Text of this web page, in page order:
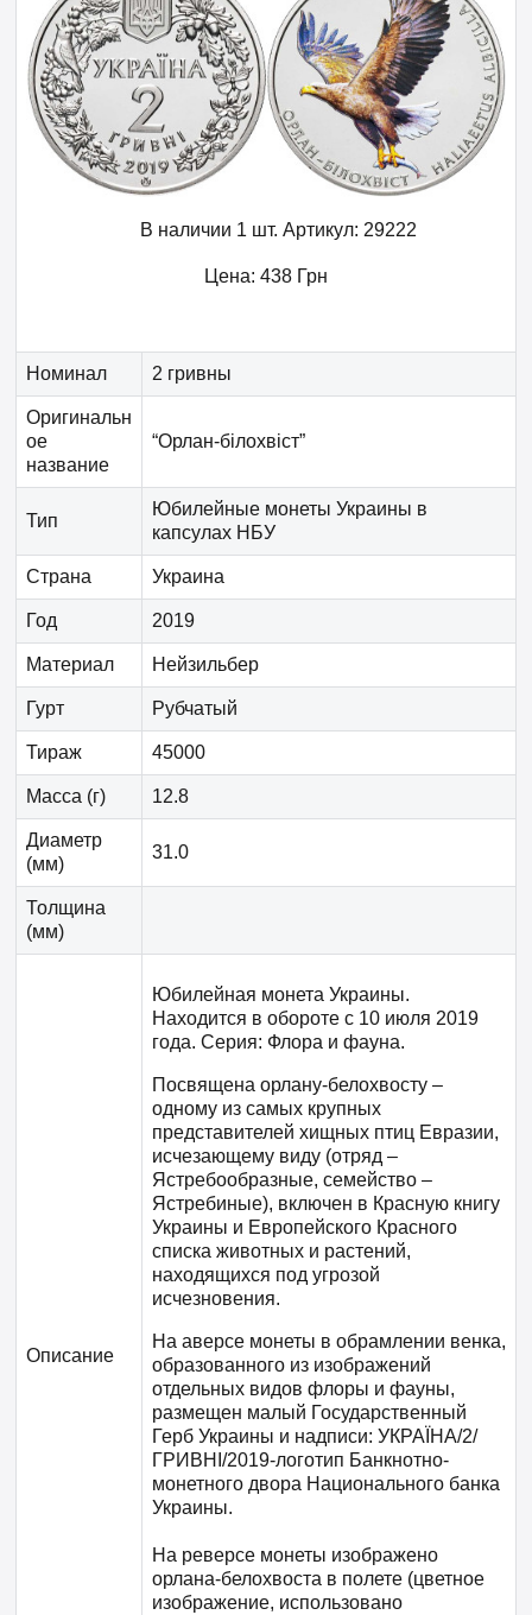
В наличии 1 шт. Артикул: 29222
Цена: 438 Грн
Номинал 2 гривны
Оригинальн
ое
название
“Орлан-білохвіст”
Тип
Юбилейные монеты Украины в
капсулах НБУ
Страна Украина
Год 2019
Материал Нейзильбер
Гурт Рубчатый
Тираж 45000
Масса (г) 12.8
Диаметр
(мм)
31.0
Толщина
(мм)
Описание
Юбилейная монета Украины.
Находится в обороте с 10 июля 2019
года. Серия: Флора и фауна.
Посвящена орлану-белохвосту –
одному из самых крупных
представителей хищных птиц Евразии,
исчезающему виду (отряд –
Ястребообразные, семейство –
Ястребиные), включен в Красную книгу
Украины и Европейского Красного
списка животных и растений,
находящихся под угрозой
исчезновения.
На аверсе монеты в обрамлении венка,
образованного из изображений
отдельных видов флоры и фауны,
размещен малый Государственный
Герб Украины и надписи: УКРАЇНА/2/
ГРИВНІ/2019-логотип Банкнотно-
монетного двора Национального банка
Украины.
На реверсе монеты изображено
орлана-белохвоста в полете (цветное
изображение, использовано